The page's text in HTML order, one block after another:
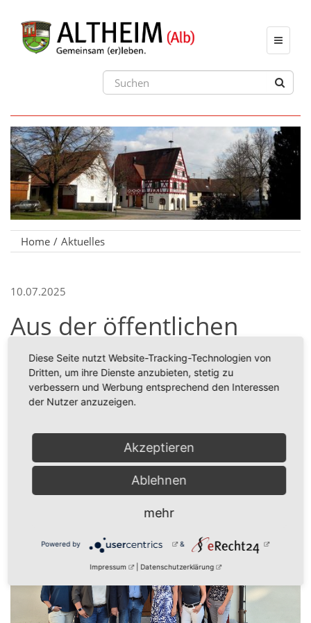
Toggle
Home Aktuelles
10.07.2025
Aus der öffentlichen
Gemeinderatssitzung
vom 3.07.2025
Sitzungsbericht vom 03.07.2025
105 KB
zurück
Diese Seite nutzt Website-Tracking-Technologien von
Dritten, um ihre Dienste anzubieten, stetig zu
verbessern und Werbung entsprechend den Interessen
der Nutzer anzuzeigen.
Akzeptieren
Ablehnen
mehr
Powered by &
Impressum Datenschutzerklärung